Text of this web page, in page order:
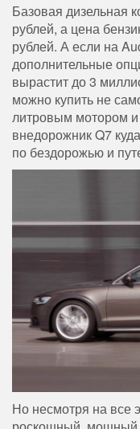
Базовая дизельная
рублей, а цена
рублей. А если на
дополнительные
вырастит до 3
можно купить не
литровым мотором
внедорожник Q7
по бездорожью и
Но несмотря на все